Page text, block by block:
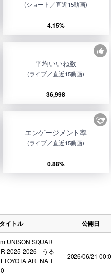
(ショート／直近15動画)
4.15%
平均いいね数
(ライブ／直近15動画)
36,998
エンゲージメント率
(ライブ／直近15動画)
0.88%
イトル 公開日
UNISON SQUAR
2025-2026「うる
TOYOTA ARENA T
2026/06/21